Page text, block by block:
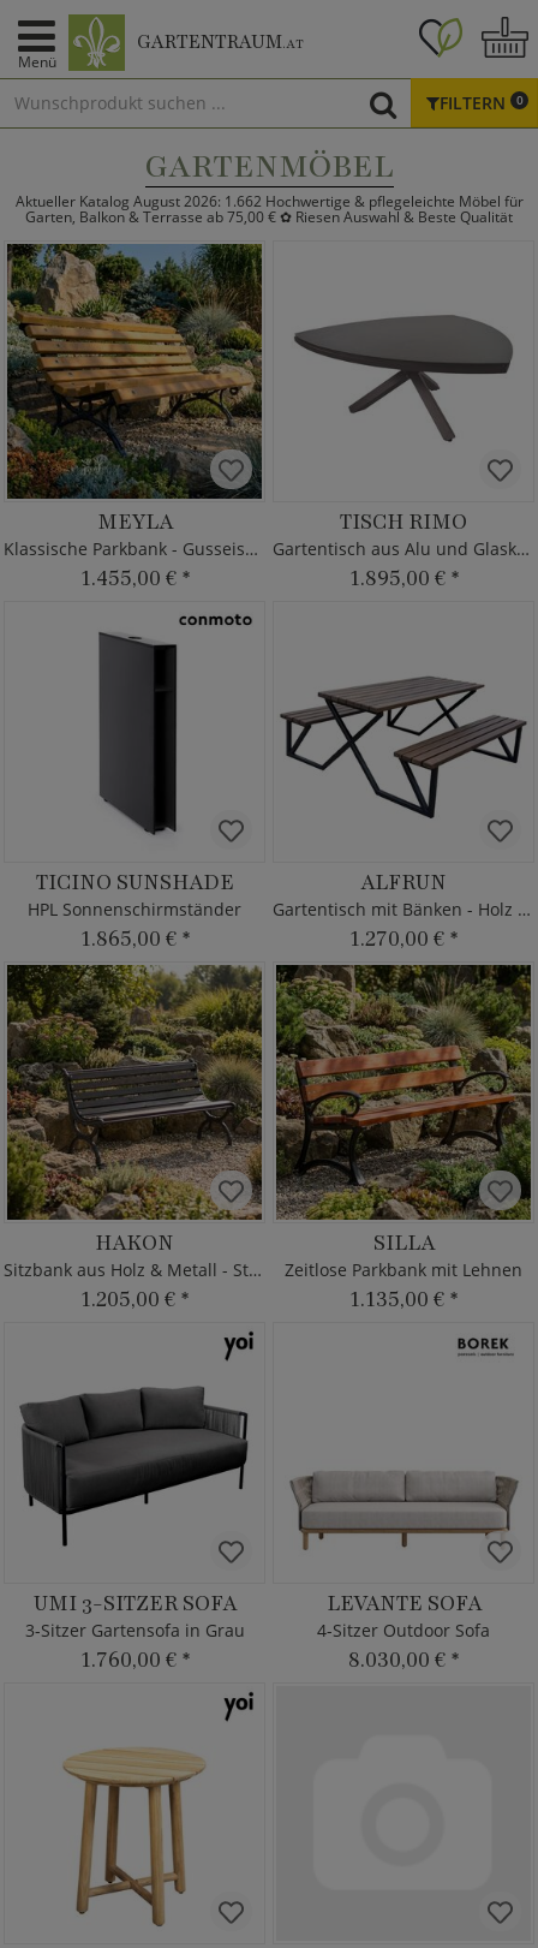
Menü
GARTENTRAUM.AT
FILTERN 0
GARTENMÖBEL
Aktueller Katalog August 2026: 1.662 Hochwertige & pflegeleichte Möbel für
Garten, Balkon & Terrasse ab 75,00 € ✿ Riesen Auswahl & Beste Qualität
MEYLA
Klassische Parkbank - Gusseisen & Holz
1.455,00 € *
TISCH RIMO
Gartentisch aus Alu und Glaskeramik
1.895,00 € *
TICINO SUNSHADE
HPL Sonnenschirmständer
1.865,00 € *
ALFRUN
Gartentisch mit Bänken - Holz & Metall
1.270,00 € *
HAKON
Sitzbank aus Holz & Metall - Stadtdeko
1.205,00 € *
SILLA
Zeitlose Parkbank mit Lehnen
1.135,00 € *
UMI 3-SITZER SOFA
3-Sitzer Gartensofa in Grau
1.760,00 € *
LEVANTE SOFA
4-Sitzer Outdoor Sofa
8.030,00 € *